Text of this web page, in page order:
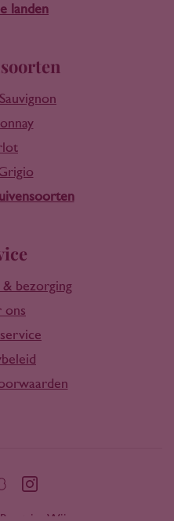
landen
bezorging
ons